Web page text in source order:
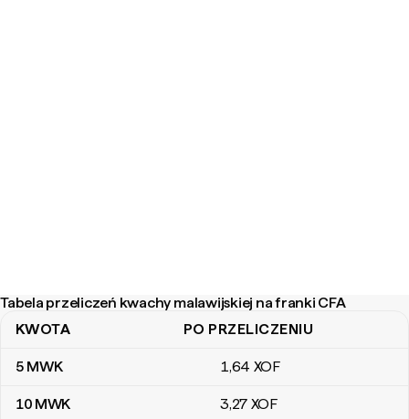
Tabela przeliczeń kwachy malawijskiej na franki CFA
Tabela przeliczeń kwachy malawijskiej na franki CFA
KWOTA PO PRZELICZENIU
5 MWK 1,64 XOF
10 MWK 3,27 XOF